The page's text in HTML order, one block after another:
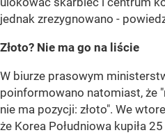
jednak zrezygnowano -
Złoto? Nie ma go na liście
W biurze prasowym
poinformowano natomiast, że
nie ma pozycji: złoto". We
że Korea Południowa kupiła